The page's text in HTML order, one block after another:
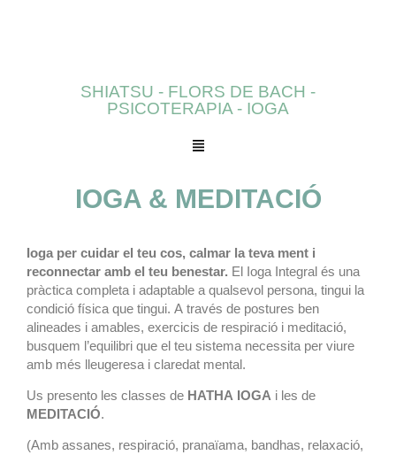
SHIATSU - FLORS DE BACH -
PSICOTERAPIA - IOGA
IOGA & MEDITACIÓ
Ioga per cuidar el teu cos, calmar la teva ment i
reconnectar amb el teu benestar. El Ioga Integral és una
pràctica completa i adaptable a qualsevol persona, tingui la
condició física que tingui. A través de postures ben
alineades i amables, exercicis de respiració i meditació,
busquem l’equilibri que el teu sistema necessita per viure
amb més lleugeresa i claredat mental.
Us presento les classes de HATHA IOGA i les de
MEDITACIÓ.
(Amb assanes, respiració, pranaïama, bandhas, relaxació,